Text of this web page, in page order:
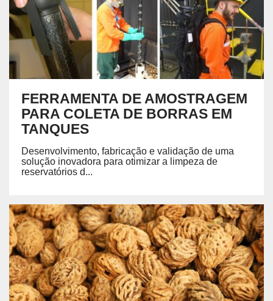
FERRAMENTA DE AMOSTRAGEM
PARA COLETA DE BORRAS EM
TANQUES
Desenvolvimento, fabricação e validação de uma
solução inovadora para otimizar a limpeza de
reservatórios d...